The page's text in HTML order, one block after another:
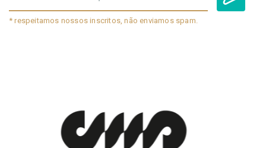
* respeitamos nossos inscritos, não enviamos spam.